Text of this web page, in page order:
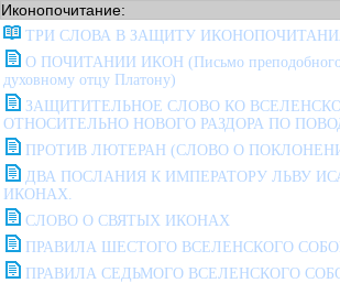
Иконопочитание:
ТРИ СЛОВА В ЗАЩИТУ
О ПОЧИТАНИИ ИКОН (Письмо преподобного
духовному отцу Платону)
ЗАЩИТИТЕЛЬНОЕ СЛОВО КО
ОТНОСИТЕЛЬНО НОВОГО РАЗДОРА ПО
ПРОТИВ ЛЮТЕРАН (СЛОВО О
ДВА ПОСЛАНИЯ К ИМПЕРАТОРУ ЛЬВУ
ИКОНАХ.
СЛОВО О СВЯТЫХ ИКОНАХ
ПРАВИЛА ШЕСТОГО ВСЕЛЕНСКОГО
ПРАВИЛА СЕДЬМОГО ВСЕЛЕНСКОГО